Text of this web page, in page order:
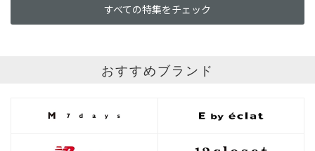
すべての特集をチェック
おすすめブランド